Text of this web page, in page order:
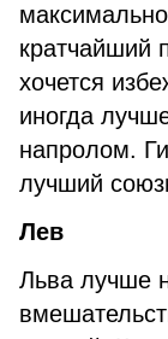
кратчайший
хочется
иногда
напролом.
лучший
Лев
Льва лучше